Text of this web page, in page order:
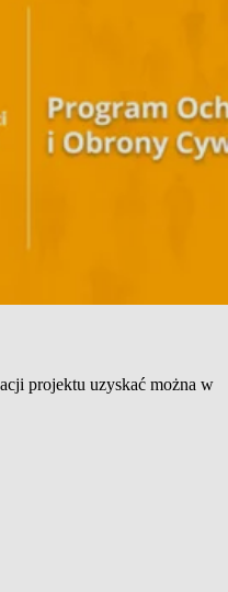
projektu uzyskać można w